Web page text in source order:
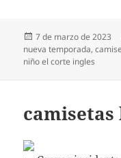
Publicado
el
7 de marzo de 2023
nueva temporada,
niño el corte ingles